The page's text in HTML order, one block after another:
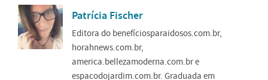
Patrícia Fischer
Editora do benefíciosparaidosos.com.br,
horahnews.com.br,
america.bellezamoderna.com.br e
espacodojardim.com.br. Graduada em